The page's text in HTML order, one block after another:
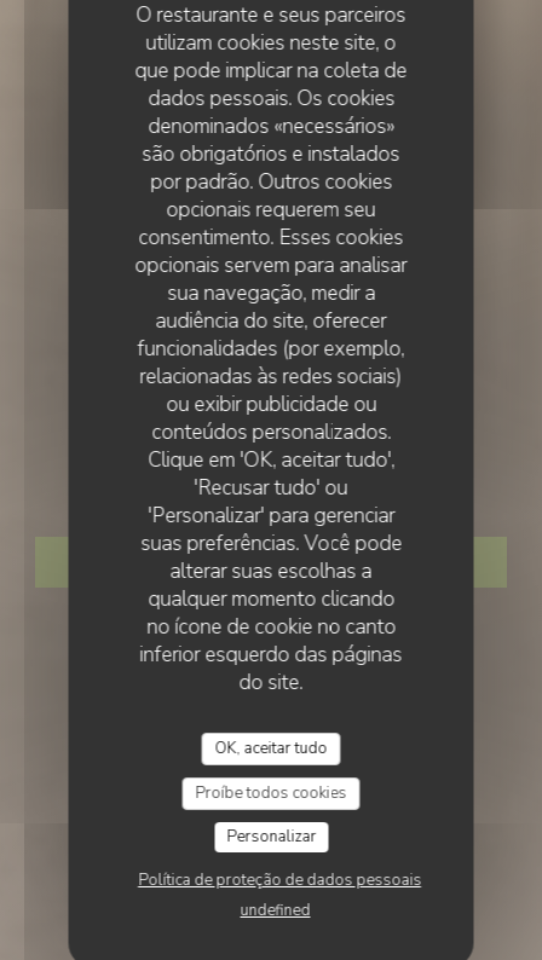
O restaurante e seus parceiros
utilizam cookies neste site, o
que pode implicar na coleta de
dados pessoais. Os cookies
denominados «necessários»
são obrigatórios e instalados
por padrão. Outros cookies
opcionais requerem seu
consentimento. Esses cookies
opcionais servem para analisar
sua navegação, medir a
audiência do site, oferecer
funcionalidades (por exemplo,
relacionadas às redes sociais)
ou exibir publicidade ou
conteúdos personalizados.
Clique em 'OK, aceitar tudo',
'Recusar tudo' ou
'Personalizar' para gerenciar
suas preferências. Você pode
alterar suas escolhas a
qualquer momento clicando
no ícone de cookie no canto
inferior esquerdo das páginas
do site.
OK, aceitar tudo
Proíbe todos cookies
Personalizar
Política de proteção de dados pessoais
undefined
• SAINT CYR L'ECOLE
PLEIN SUD
RESERVAR UMA MESA
PLEIN SUD